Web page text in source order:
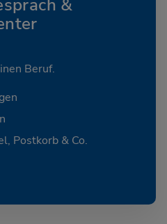
&
Beruf.
Postkorb & Co.